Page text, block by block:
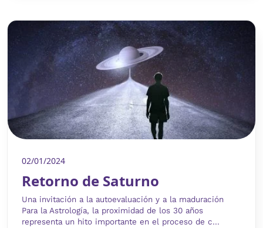
02/01/2024
Retorno de Saturno
Una invitación a la autoevaluación y a la maduración
Para la Astrología, la proximidad de los 30 años
representa un hito importante en el proceso de c...